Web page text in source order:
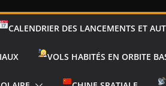
CALENDRIER DES LANCEMENTS ET
VOLS HABITÉS EN ORBITE